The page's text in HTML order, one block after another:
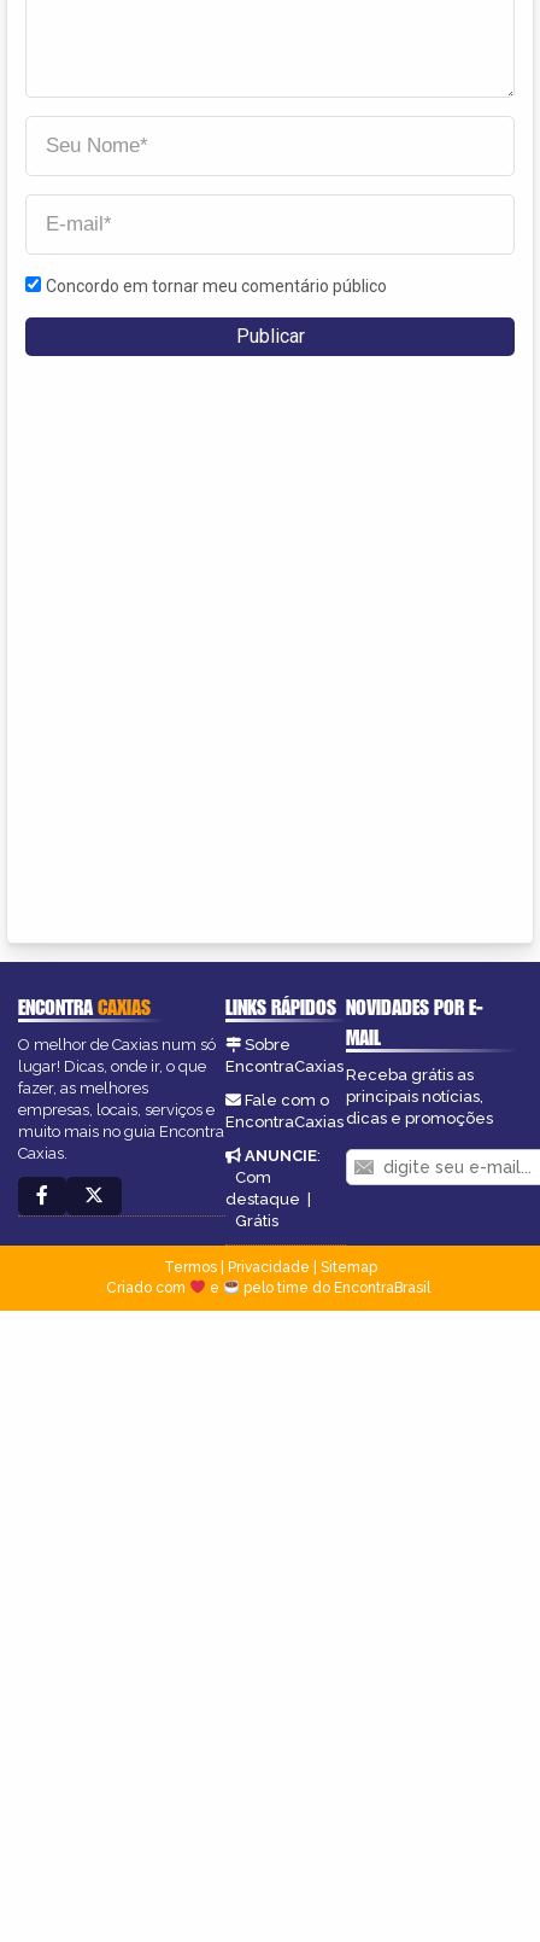
Concordo em tornar meu comentário público
ENCONTRACAXIAS
O melhor de Caxias num só
lugar! Dicas, onde ir, o que
fazer, as melhores
empresas, locais, serviços e
muito mais no guia Encontra
Caxias.
LINKS RÁPIDOS
Sobre
EncontraCaxias
Fale com o
EncontraCaxias
ANUNCIE:
Com
destaque
Grátis
NOVIDADES POR E-
MAIL
Receba grátis as
principais notícias,
dicas e promoções
Termos| Privacidade
Sitemap
Criado com
e pelo time do EncontraBrasil